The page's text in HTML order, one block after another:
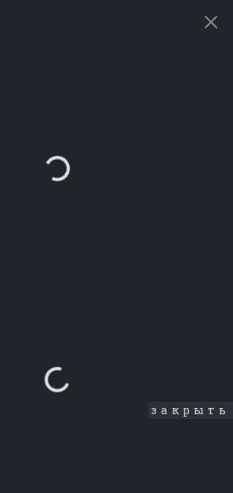
Loading...
закрыть